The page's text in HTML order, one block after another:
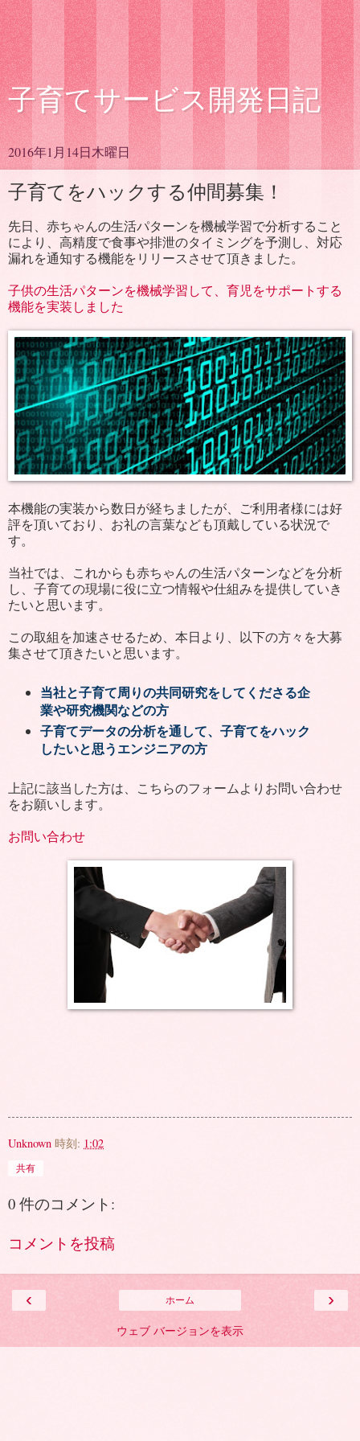
子育てサービス開発日記
2016年1月14日木曜日
子育てをハックする仲間募集！
先日、赤ちゃんの生活パターンを機械学習で分析すること
により、高精度で食事や排泄のタイミングを予測し、対応
漏れを通知する機能をリリースさせて頂きました。
子供の生活パターンを機械学習して、育児をサポートする
機能を実装しました
本機能の実装から数日が経ちましたが、ご利用者様には好
評を頂いており、お礼の言葉なども頂戴している状況で
す。
当社では、これからも赤ちゃんの生活パターンなどを分析
し、子育ての現場に役に立つ情報や仕組みを提供していき
たいと思います。
この取組を加速させるため、本日より、以下の方々を大募
集させて頂きたいと思います。
当社と子育て周りの共同研究をしてくださる企
業や研究機関などの方
子育てデータの分析を通して、子育てをハック
したいと思うエンジニアの方
上記に該当した方は、こちらのフォームよりお問い合わせ
をお願いします。
お問い合わせ
Unknown 時刻: 1:02
共有
0 件のコメント:
コメントを投稿
‹ ›
ホーム
ウェブ バージョンを表示